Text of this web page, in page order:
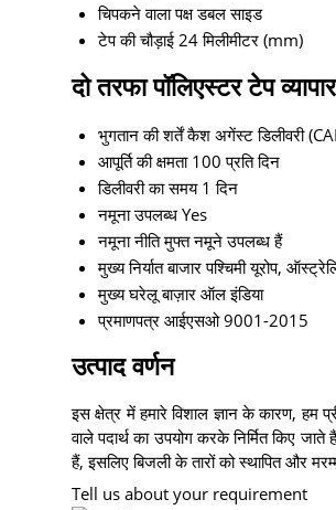
चिपकने वाला पक्ष डबल साइड
टेप की चौड़ाई 24 मिलीमीटर (mm)
दो तरफा पॉलिएस्टर टेप
भुगतान की शर्तें कैश अगेंस्ट डिलीवरी
आपूर्ति की क्षमता 100 प्रति दिन
डिलीवरी का समय 1 दिन
नमूना उपलब्ध Yes
नमूना नीति मुफ्त नमूने उपलब्ध हैं
मुख्य निर्यात बाजार पश्चिमी यूरोप,
मुख्य घरेलू बाज़ार ऑल इंडिया
प्रमाणपत्र आईएसओ 9001-2015
उत्पाद वर्णन
इस क्षेत्र में हमारे विशाल ज्ञान के कारण, हम
वाले पदार्थ का उपयोग करके निर्मित किए
हैं, इसलिए बिजली के तारों को स्थापित और
Tell us about your requirement